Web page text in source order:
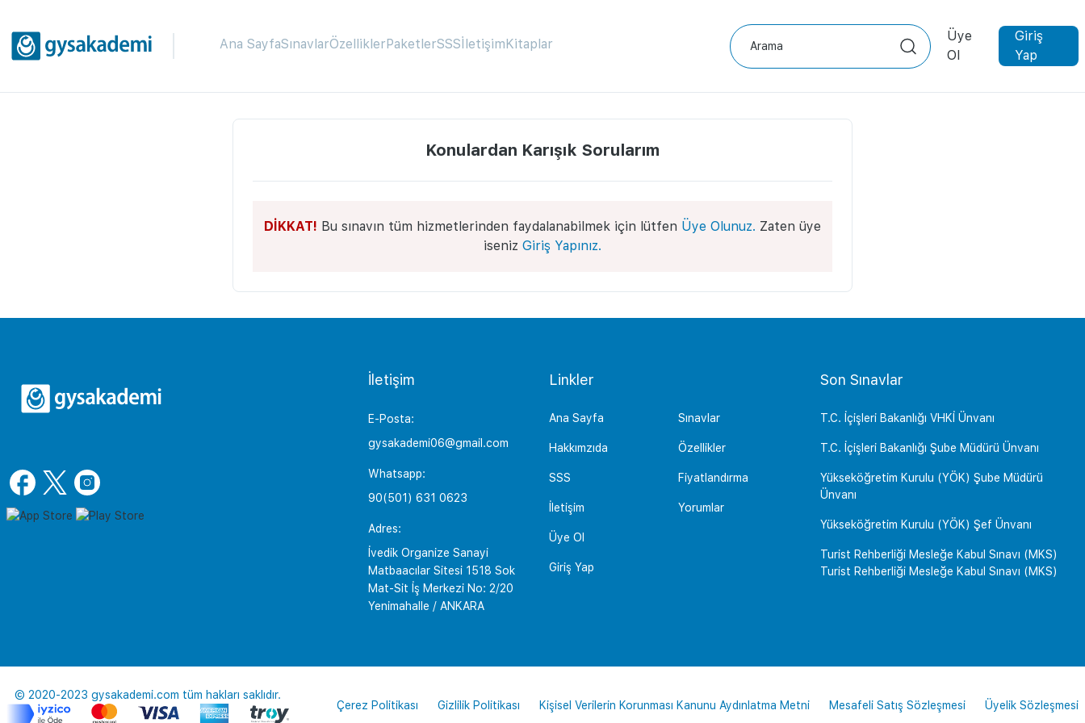
Ana SayfaSınavlarÖzelliklerPaketlerSSSİletişimKitaplar
Üye
Ol
Giriş
Yap
Konulardan Karışık Sorularım
DİKKAT! Bu sınavın tüm hizmetlerinden faydalanabilmek için lütfen Üye Olunuz. Zaten üye
iseniz Giriş Yapınız.
İletişim
E-Posta:
gysakademi06@gmail.com
Whatsapp:
90(501) 631 0623
Adres:
İvedik Organize Sanayi
Matbaacılar Sitesi 1518 Sok
Mat-Sit İş Merkezi No: 2/20
Yenimahalle / ANKARA
Linkler
Ana Sayfa
Hakkımzıda
SSS
İletişim
Üye Ol
Giriş Yap
Sınavlar
Özellikler
Fiyatlandırma
Yorumlar
Son Sınavlar
T.C. İçişleri Bakanlığı VHKİ Ünvanı
T.C. İçişleri Bakanlığı Şube Müdürü Ünvanı
Yükseköğretim Kurulu (YÖK) Şube Müdürü
Ünvanı
Yükseköğretim Kurulu (YÖK) Şef Ünvanı
Turist Rehberliği Mesleğe Kabul Sınavı (MKS)
Turist Rehberliği Mesleğe Kabul Sınavı (MKS)
© 2020-2023 gysakademi.com tüm hakları saklıdır.
Çerez Politikası
Gizlilik Politikası Kişisel Verilerin Korunması Kanunu Aydınlatma Metni Mesafeli Satış Sözleşmesi Üyelik Sözleşmesi